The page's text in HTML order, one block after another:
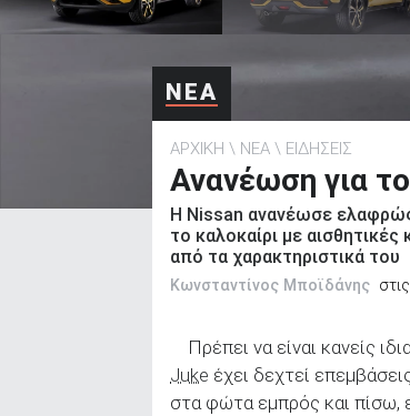
ΑΝΑΖΗΤΗΣΗ
ΝΕΑ
ΑΡΧΙΚΗ ΝΕΑ ΕΙΔΗΣΕΙΣ
Ανανέωση για
Η Nissan ανανέωσε
το καλοκαίρι με
από τα χαρακτηριστικά του
Κωνσταντίνος Μποϊδάνης
Πρέπει να είναι κανείς
Juke έχει δεχτεί
στα φώτα εμπρός και πίσω,